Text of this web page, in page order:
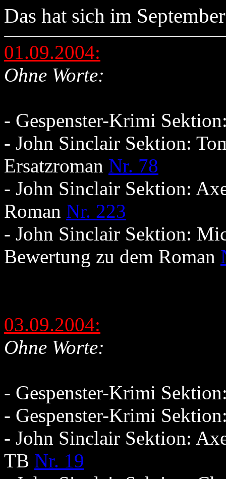
Das hat sich im
01.09.2004:
Ohne Worte:
- Gespenster-Krimi
- John Sinclair Sektion:
Ersatzroman Nr. 78
- John Sinclair Sektion:
Roman Nr. 223
- John Sinclair Sektion:
Bewertung zu dem Roman
03.09.2004:
Ohne Worte:
- Gespenster-Krimi
- Gespenster-Krimi
- John Sinclair Sektion:
TB Nr. 19